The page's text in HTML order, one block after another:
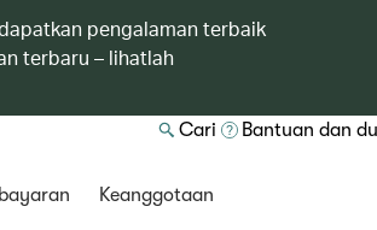
pengalaman terbaik
terbaru – lihatlah
Cari Bantuan dan
Keanggotaan